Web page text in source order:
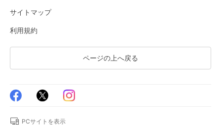
サイトマップ
利用規約
ページの上へ戻る
PCサイトを表示